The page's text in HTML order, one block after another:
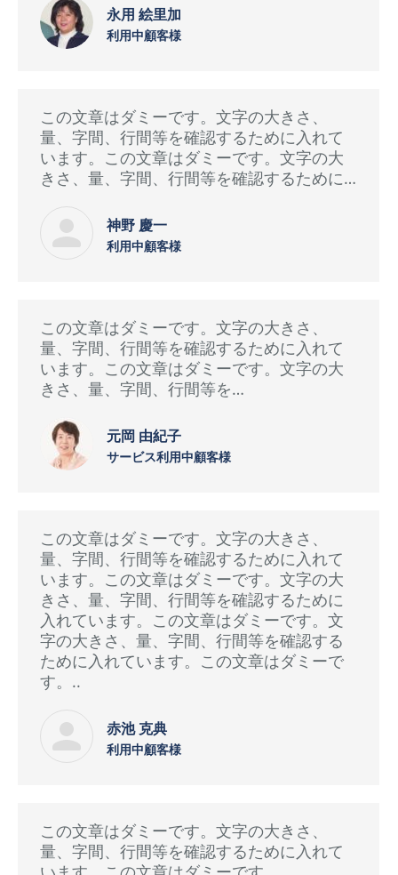
永用 絵里加
利用中顧客様
この文章はダミーです。文字の大きさ、
量、字間、行間等を確認するために入れて
います。この文章はダミーです。文字の大
きさ、量、字間、行間等を確認するために…
神野 慶一
利用中顧客様
この文章はダミーです。文字の大きさ、
量、字間、行間等を確認するために入れて
います。この文章はダミーです。文字の大
きさ、量、字間、行間等を…
元岡 由紀子
サービス利用中顧客様
この文章はダミーです。文字の大きさ、
量、字間、行間等を確認するために入れて
います。この文章はダミーです。文字の大
きさ、量、字間、行間等を確認するために
入れています。この文章はダミーです。文
字の大きさ、量、字間、行間等を確認する
ために入れています。この文章はダミーで
す。..
赤池 克典
利用中顧客様
この文章はダミーです。文字の大きさ、
量、字間、行間等を確認するために入れて